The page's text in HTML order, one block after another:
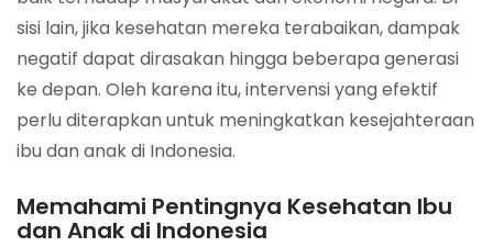
sisi lain, jika kesehatan mereka terabaikan, dampak
negatif dapat dirasakan hingga beberapa generasi
ke depan. Oleh karena itu, intervensi yang efektif
perlu diterapkan untuk meningkatkan kesejahteraan
ibu dan anak di Indonesia.
Memahami Pentingnya Kesehatan Ibu
dan Anak di Indonesia